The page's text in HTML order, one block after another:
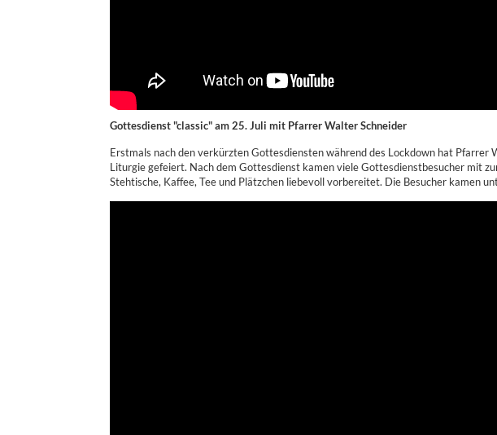
Gottesdienst "classic" am 25. Juli mit Pfarrer Walter Schneider
Erstmals nach den verkürzten Gottesdiensten während des Lockdown hat Pfarrer
Liturgie gefeiert. Nach dem Gottesdienst kamen viele Gottesdienstbesucher mit
Stehtische, Kaffee, Tee und Plätzchen liebevoll vorbereitet. Die Besucher kamen